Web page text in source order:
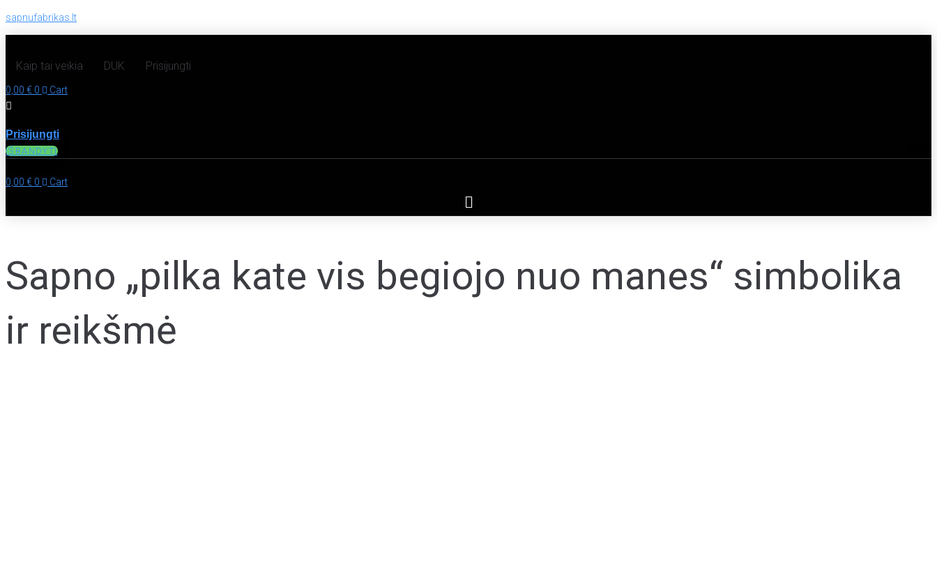
sapnufabrikas.lt
Kaip tai veikia DUK Prisijungti
0,00 € 0 Cart
Prisijungti
IŠBANDYTI
0,00 € 0 Cart
Sapno „pilka kate vis begiojo nuo manes“ simbolika
ir reikšmė